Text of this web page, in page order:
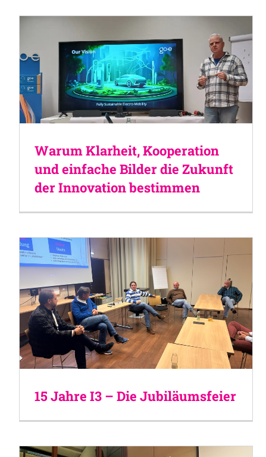
Warum Klarheit, Kooperation
und einfache Bilder die Zukunft
der Innovation bestimmen
15 Jahre I3 – Die Jubiläumsfeier